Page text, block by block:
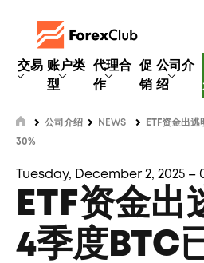
交易 账户类
型
代理合
作
促
销
公司介
绍
公司介绍 NEWS ETF资金出
30%
Tuesday, December 2, 2025 –
ETF资金出
4季度BTC